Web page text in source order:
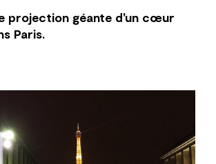
projection géante d'un cœur
Paris.